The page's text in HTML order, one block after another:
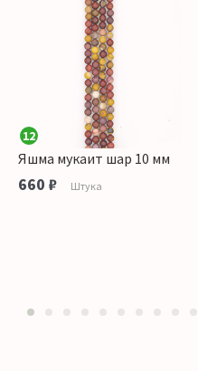
12
Яшма мукаит шар 10 мм
660 ₽ Штука